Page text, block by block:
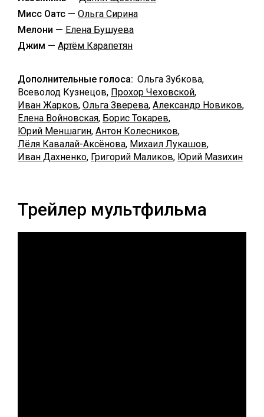
Мисс Оатс — Ольга Сирина
Мелони — Елена Бушуева
Джим — Артём Карапетян
Дополнительные голоса: Ольга Зубкова,
Всеволод Кузнецов, Прохор Чеховской,
Иван Жарков, Ольга Зверева, Александр Новиков,
Елена Войновская, Борис Токарев,
Юрий Меншагин, Антон Колесников,
Лёля Кавалай-Аксёнова, Михаил Лукашов,
Иван Дахненко, Григорий Маликов, Юрий Мазихин
Трейлер мультфильма